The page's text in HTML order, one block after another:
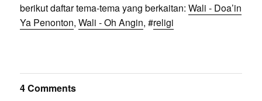
berikut daftar tema-tema yang berkaitan: Wali - Doa’in
Ya Penonton, Wali - Oh Angin, #religi
4 Comments